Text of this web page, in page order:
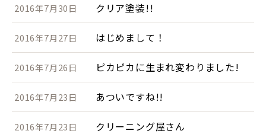
2016年7月30日 クリア塗装!!
2016年7月27日 はじめまして！
2016年7月26日 ピカピカに生まれ変わりました!
2016年7月23日 あついですね!!
2016年7月23日 クリーニング屋さん